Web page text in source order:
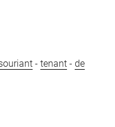
-tenant -de